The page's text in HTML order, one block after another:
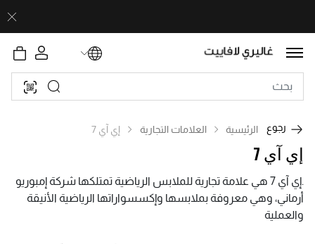
رجوع الرئيسية العلامات التجارية إي آي 7
إي آي 7
.إي آي 7 هي علامة تجارية للملابس الرياضية تمتلكها شركة إمبوريو
أرماني، وهي معروفة بملابسها وإكسسواراتها الرياضية الأنيقة
والعملية